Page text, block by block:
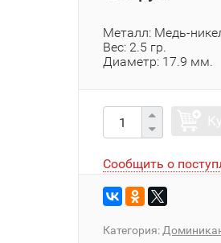
Металл: Медь-
Вес: 2.5 гр.
Диаметр: 17.9 мм.
Сообщить о
Категория: